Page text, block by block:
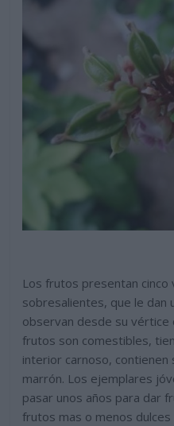
Los frutos presentan cinco
sobresalientes, que le dan
observan desde su vértice
frutos son comestibles,
interior carnoso, contienen
marrón. Los ejemplares
pasar unos años para dar
frutos mas o menos